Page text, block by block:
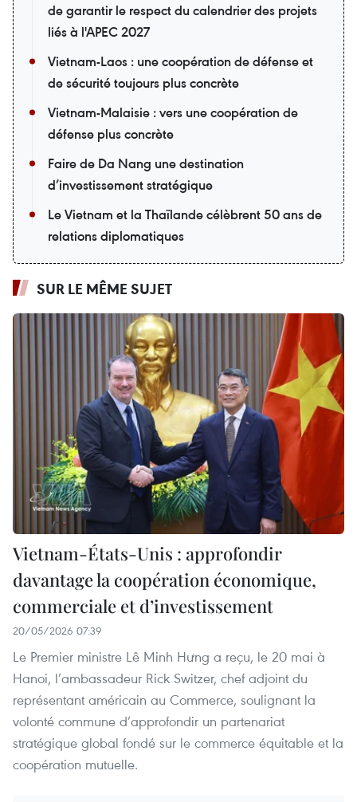
de garantir le respect du calendrier des projets
liés à l'APEC 2027
Vietnam-Laos : une coopération de défense et
de sécurité toujours plus concrète
Vietnam-Malaisie : vers une coopération de
défense plus concrète
Faire de Da Nang une destination
d’investissement stratégique
Le Vietnam et la Thaïlande célèbrent 50 ans de
relations diplomatiques
SUR LE MÊME SUJET
Vietnam-États-Unis : approfondir
davantage la coopération économique,
commerciale et d’investissement
20/05/2026 07:39
Le Premier ministre Lê Minh Hưng a reçu, le 20 mai à
Hanoi, l’ambassadeur Rick Switzer, chef adjoint du
représentant américain au Commerce, soulignant la
volonté commune d’approfondir un partenariat
stratégique global fondé sur le commerce équitable et la
coopération mutuelle.